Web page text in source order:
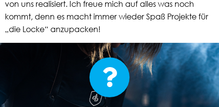
von uns realisiert. Ich freue mich auf alles was noch
kommt, denn es macht immer wieder Spaß Projekte für
„die Locke“ anzupacken!